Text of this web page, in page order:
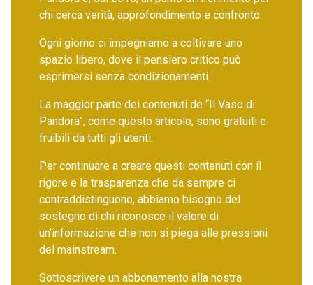
chi cerca verità, approfondimento e confronto.
Ogni giorno ci impegniamo a coltivare uno
spazio libero, dove il pensiero critico può
esprimersi senza condizionamenti.
La maggior parte dei contenuti de “Il Vaso di
Pandora”, come questo articolo, sono gratuiti e
fruibili da tutti gli utenti.
Per continuare a creare questi contenuti con il
rigore e la trasparenza che da sempre ci
contraddistinguono, abbiamo bisogno del
sostegno di chi riconosce il valore di
un’informazione che non si piega alle pressioni
del mainstream.
Sottoscrivere un abbonamento alla nostra